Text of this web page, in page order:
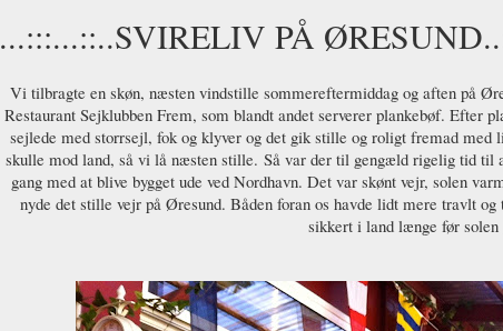
...:::...::..SVIRELIV PÅ
Vi tilbragte en skøn, næsten vindstille sommereftermiddag og aften på
Restaurant Sejklubben Frem, som blandt andet serverer plankebøf. Efter
sejlede med storrsejl, fok og klyver og det gik stille og roligt fremad
skulle mod land, så vi lå næsten stille. Så var der til gengæld rigelig tid til
gang med at blive bygget ude ved Nordhavn. Det var skønt vejr, solen
nyde det stille vejr på Øresund. Båden foran os havde lidt mere travlt
sikkert i land længe før solen